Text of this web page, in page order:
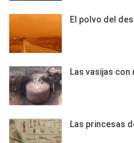
El polvo del
Las vasijas
Las princesas